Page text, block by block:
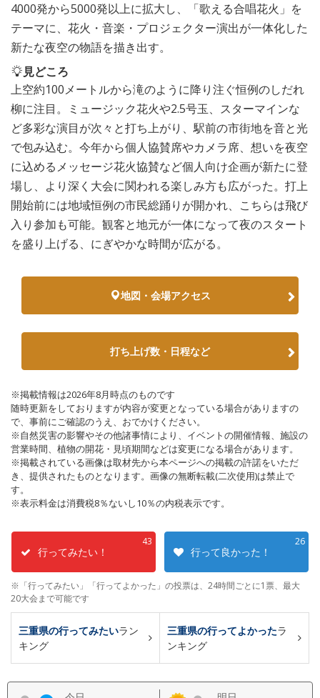
4000発から5000発以上に拡大し、「歌える合唱花火」を
テーマに、花火・音楽・プロジェクター演出が一体化した
新たな夜空の物語を描き出す。
見どころ
上空約100メートルから滝のように降り注ぐ恒例のしだれ
柳に注目。ミュージック花火や2.5号玉、スターマインな
ど多彩な演目が次々と打ち上がり、駅前の市街地を音と光
で包み込む。今年から個人協賛席やカメラ席、想いを夜空
に込めるメッセージ花火協賛など個人向け企画が新たに登
場し、より深く大会に関われる楽しみ方も広がった。打上
開始前には地域恒例の市民総踊りが開かれ、こちらは飛び
入り参加も可能。観客と地元が一体になって夜のスタート
を盛り上げる、にぎやかな時間が広がる。
地図・会場アクセス
打ち上げ数・日程など
※掲載情報は2026年8月時点のものです
随時更新をしておりますが内容が変更となっている場合がありますの
で、事前にご確認のうえ、おでかけください。
※自然災害の影響やその他諸事情により、イベントの開催情報、施設の
営業時間、植物の開花・見頃期間などは変更になる場合があります。
※掲載されている画像は取材先から本ページへの掲載の許諾をいただ
き、提供されたものとなります。画像の無断転載(二次使用)は禁止で
す。
※表示料金は消費税8％ないし10％の内税表示です。
43
行ってみたい！
26
行って良かった！
※「行ってみたい」「行ってよかった」の投票は、24時間ごとに1票、最大
20大会まで可能です
三重県の行ってみたいラン
キング
三重県の行ってよかったラ
ンキング